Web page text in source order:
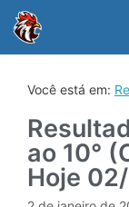
content
Você está em:
ao 10°
Hoje